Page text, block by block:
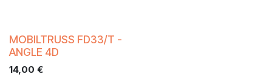
MOBILTRUSS FD33/T -
ANGLE 4D
14,00 €